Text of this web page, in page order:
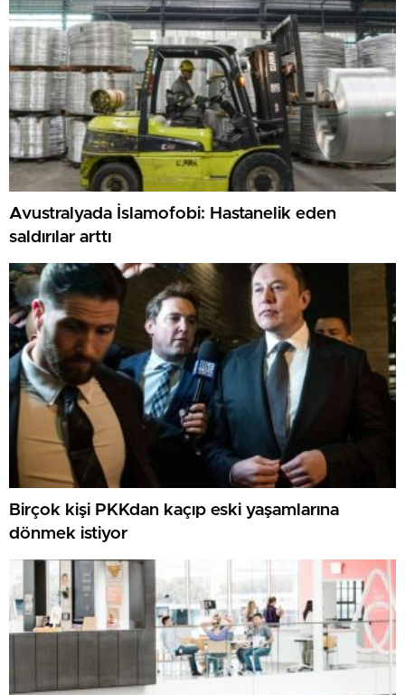
Avustralyada İslamofobi: Hastanelik eden
saldırılar arttı
Birçok kişi PKKdan kaçıp eski yaşamlarına
dönmek istiyor